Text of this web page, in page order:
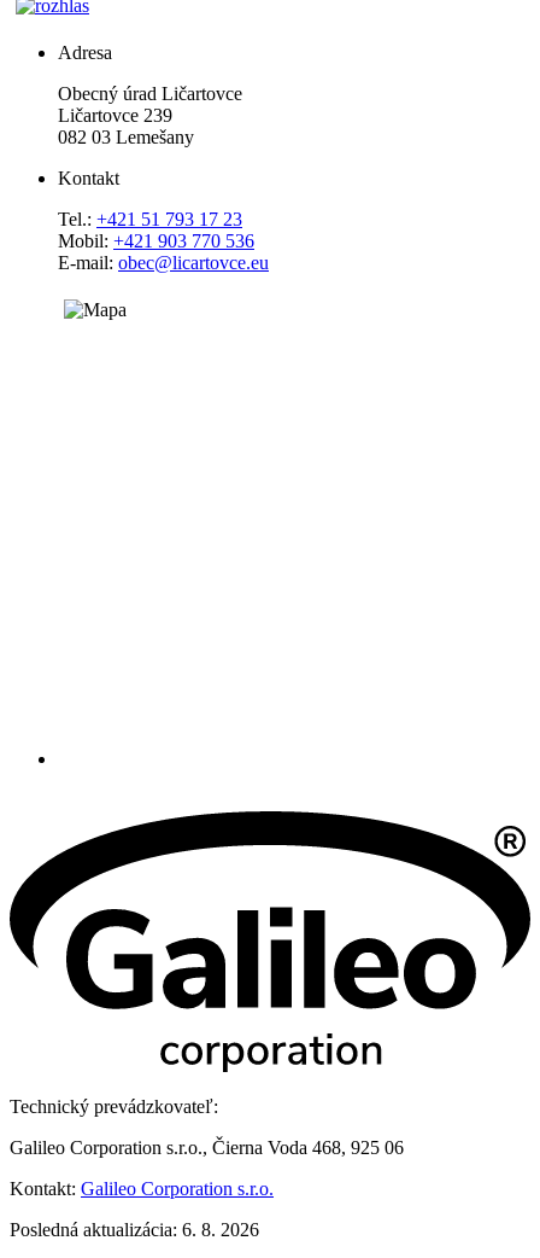
Adresa
Obecný úrad Ličartovce
Ličartovce 239
082 03 Lemešany
Kontakt
Tel.: +421 51 793 17 23
Mobil: +421 903 770 536
E-mail: obec@licartovce.eu
Technický prevádzkovateľ:
Galileo Corporation s.r.o., Čierna Voda 468, 925 06
Kontakt: Galileo Corporation s.r.o.
Posledná aktualizácia: 6. 8. 2026